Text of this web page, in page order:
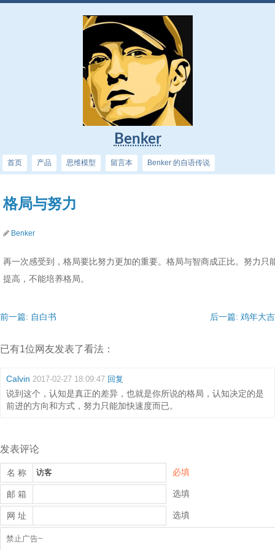
Benker
首页 产品 思维模型 留言本 Benker 的自语传说
格局与努力
Benker
再一次感受到，格局要比努力更加的重要。格局与智商成正比。努力只
提高，不能培养格局。
前一篇: 自白书 后一篇: 鸡年大吉
已有1位网友发表了看法：
Calvin 2017-02-27 18:09:47 回复
说到这个，认知是真正的差异，也就是你所说的格局，认知决定的是
前进的方向和方式，努力只能加快速度而已。
发表评论
名 称 必填
邮 箱 选填
网 址 选填